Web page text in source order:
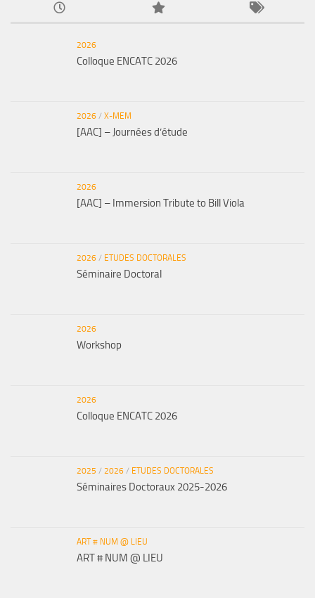
2026
Colloque ENCATC 2026
2026 / X-MEM
[AAC] – Journées d’étude
2026
[AAC] – Immersion Tribute to Bill Viola
2026 / ETUDES DOCTORALES
Séminaire Doctoral
2026
Workshop
2026
Colloque ENCATC 2026
2025 / 2026 / ETUDES DOCTORALES
Séminaires Doctoraux 2025-2026
ART # NUM @ LIEU
ART # NUM @ LIEU